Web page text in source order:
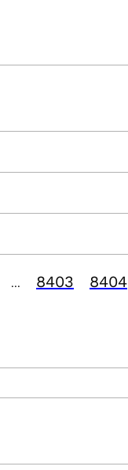
8403 8404